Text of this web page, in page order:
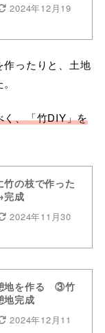
2024年12月19
作ったりと、土地
く、「竹DIY」を
の枝で作った
完成
2024年11月30
地を作る ③竹
地完成
2024年12月11